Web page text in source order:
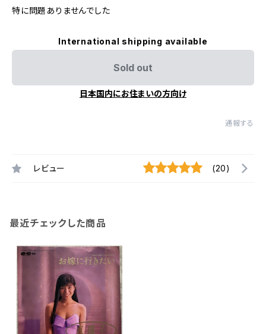
特に問題ありませんでした
International shipping available
Sold out
日本国内にお住まいの方向け
通報する
レビュー (20)
最近チェックした商品